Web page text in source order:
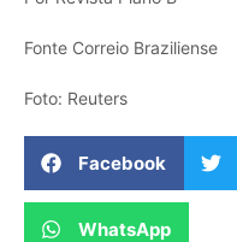
Fonte Correio Braziliense
Foto: Reuters
Facebook
WhatsApp